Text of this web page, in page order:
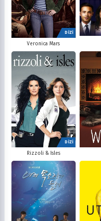
DİZİ
Veronica Mars
DİZİ
Rizzoli & Isles